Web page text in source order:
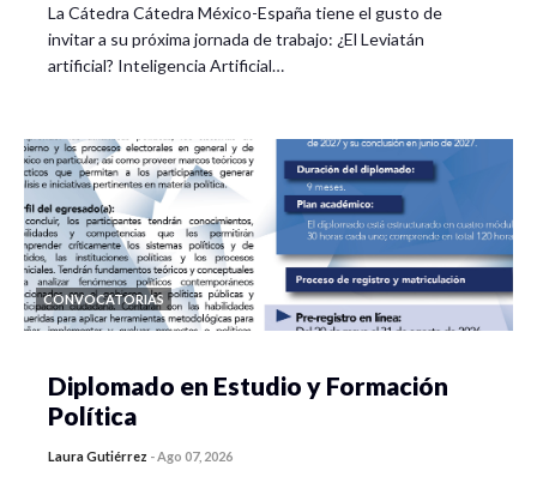
La Cátedra Cátedra México-España tiene el gusto de
invitar a su próxima jornada de trabajo: ¿El Leviatán
artificial? Inteligencia Artificial…
CONVOCATORIAS
Diplomado en Estudio y Formación
Política
Laura Gutiérrez -Ago 07, 2026